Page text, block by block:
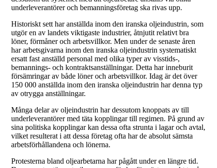
underleverantörer och bemanningsföretag ska rivas upp.
Historiskt sett har anställda inom den iranska oljeindustrin, som
utgör en av landets viktigaste industrier, åtnjutit relativt bra
löner, förmåner och arbetsvillkor. Men under de senaste åren
har arbetsgivarna inom den iranska oljeindustrin systematiskt
ersatt fast anställd personal med olika typer av visstids-,
bemannings- och kontraktsanställningar. Detta har inneburit
försämringar av både löner och arbetsvillkor. Idag är det över
150 000 anställda inom den iranska oljeindustrin har denna typ
av otrygga anställningar.
Många delar av oljeindustrin har dessutom knoppats av till
underleverantörer med täta kopplingar till regimen. På grund av
sina politiska kopplingar kan dessa ofta strunta i lagar och avtal,
vilket resulterat i att dessa företag ofta har de absolut sämsta
arbetsförhållandena och lönerna.
Protesterna bland oljearbetarna har pågått under en längre tid.